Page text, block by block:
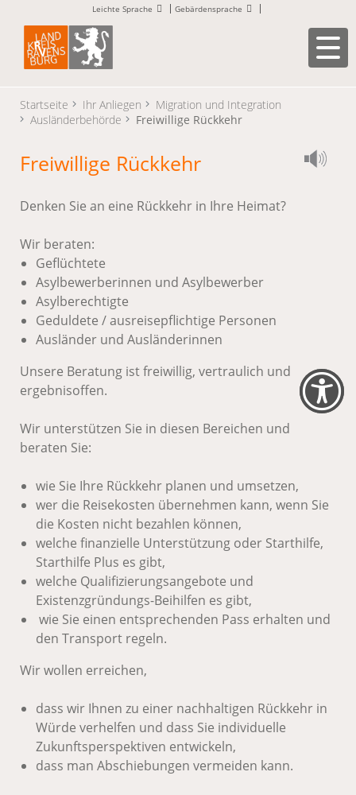
Leichte Sprache Gebärdensprache
Startseite Ihr Anliegen
Migration und Integration
Ausländerbehörde
Freiwillige Rückkehr
Freiwillige Rückkehr
Denken Sie an eine Rückkehr in Ihre Heimat?
Wir beraten:
Geflüchtete
Asylbewerberinnen und Asylbewerber
Asylberechtigte
Geduldete / ausreisepflichtige Personen
Ausländer und Ausländerinnen
Unsere Beratung ist freiwillig, vertraulich und
ergebnisoffen.
Wir unterstützen Sie in diesen Bereichen und
beraten Sie:
wie Sie Ihre Rückkehr planen und umsetzen,
wer die Reisekosten übernehmen kann, wenn Sie
die Kosten nicht bezahlen können,
welche finanzielle Unterstützung oder Starthilfe,
Starthilfe Plus es gibt,
welche Qualifizierungsangebote und
Existenzgründungs-Beihilfen es gibt,
wie Sie einen entsprechenden Pass erhalten und
den Transport regeln.
Wir wollen erreichen,
dass wir Ihnen zu einer nachhaltigen Rückkehr in
Würde verhelfen und dass Sie individuelle
Zukunftsperspektiven entwickeln,
dass man Abschiebungen vermeiden kann.